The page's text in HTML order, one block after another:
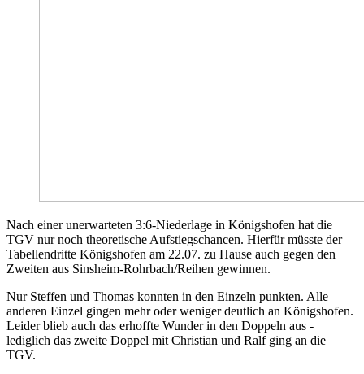
Nach einer unerwarteten 3:6-Niederlage in Königshofen hat die
TGV nur noch theoretische Aufstiegschancen. Hierfür müsste der
Tabellendritte Königshofen am 22.07. zu Hause auch gegen den
Zweiten aus Sinsheim-Rohrbach/Reihen gewinnen.
Nur Steffen und Thomas konnten in den Einzeln punkten. Alle
anderen Einzel gingen mehr oder weniger deutlich an Königshofen.
Leider blieb auch das erhoffte Wunder in den Doppeln aus -
lediglich das zweite Doppel mit Christian und Ralf ging an die
TGV.